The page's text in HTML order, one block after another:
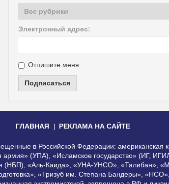
Электронный адрес:
Отпишите меня
Подписаться
ГЛАВНАЯ РЕКЛАМА НА САЙТЕ
в Российской Федерации:
армия» (УПА), «Исламское государство» (ИГ,
(НБП), «Аль-Каида», «УНА-УНСО», «Талибан»,
«Тризуб им. Степана Бандеры»,